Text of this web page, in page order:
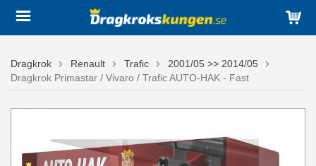
Dragkrok Renault Trafic
2001/05 >> 2014/05
Dragkrok Primastar / Vivaro / Trafic AUTO-HAK - Fast